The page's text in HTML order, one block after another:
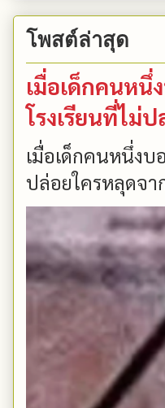
โพสต์ล่าสุด
เมื่อเด็กคนห
โรงเรียนที่ไม่
เมื่อเด็กคนหนึ่งบ
ปล่อยใครหลุดจา